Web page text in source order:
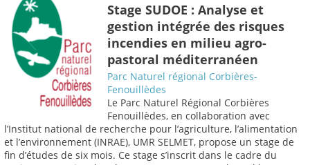
Stage SUDOE : Analyse et
gestion intégrée des risques
incendies en milieu agro-
pastoral méditerranéen
Parc Naturel régional Corbières-
Fenouillèdes
Le Parc Naturel Régional Corbières
Fenouillèdes, en collaboration avec
l’Institut national de recherche pour l’agriculture, l’alimentation
et l’environnement (INRAE), UMR SELMET, propose un stage de
fin d’études de six mois. Ce stage s’inscrit dans le cadre du